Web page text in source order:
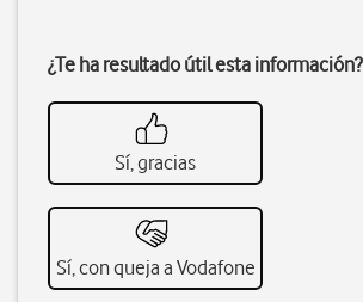
¿Te ha resultado útil esta información?
Sí, gracias
Sí, con queja a Vodafone